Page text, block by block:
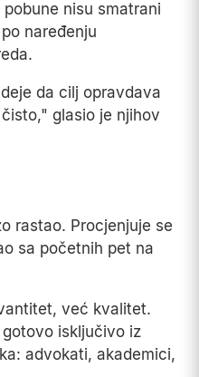
nisu smatrani
naređenju
da cilj opravdava
glasio je njihov
rastao. Procjenjuje se
sa početnih pet na
već kvalitet.
isključivo iz
advokati, akademici,